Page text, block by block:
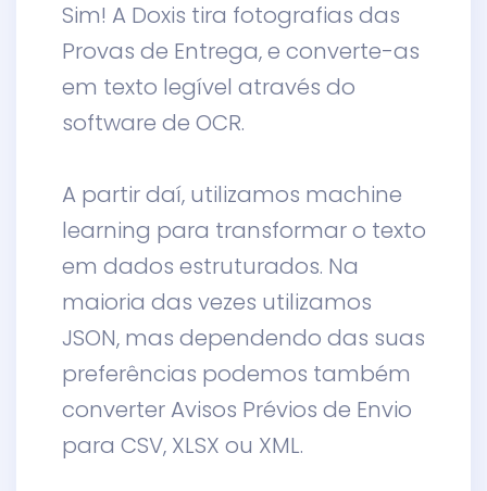
Sim! A Doxis tira fotografias das
Provas de Entrega, e converte-as
em texto legível através do
software de OCR.
A partir daí, utilizamos machine
learning para transformar o texto
em dados estruturados. Na
maioria das vezes utilizamos
JSON, mas dependendo das suas
preferências podemos também
converter Avisos Prévios de Envio
para CSV, XLSX ou XML.